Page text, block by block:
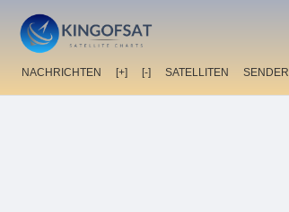
NACHRICHTEN [+] [-] SATELLITEN SENDER